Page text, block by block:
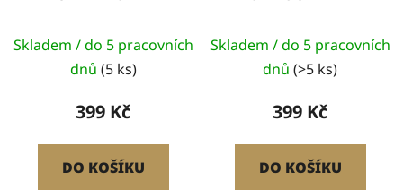
Skladem / do 5 pracovních
dnů (5 ks)
399 Kč
DO KOŠÍKU
Skladem / do 5 pracovních
dnů (>5 ks)
399 Kč
DO KOŠÍKU